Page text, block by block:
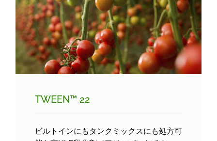
TWEEN™ 22
ビルトインにもタンクミックスにも処方可